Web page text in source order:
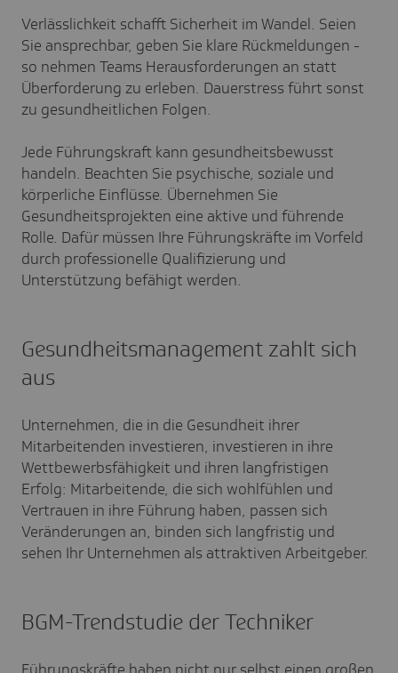
Verlässlichkeit schafft Sicherheit im Wandel. Seien
Sie ansprechbar, geben Sie klare Rückmeldungen -
so nehmen Teams Herausforderungen an statt
Überforderung zu erleben. Dauerstress führt sonst
zu gesundheitlichen Folgen.
Jede Führungskraft kann gesundheitsbewusst
handeln. Beachten Sie psychische, soziale und
körperliche Einflüsse. Übernehmen Sie
Gesundheitsprojekten eine aktive und führende
Rolle. Dafür müssen Ihre Führungskräfte im Vorfeld
durch professionelle Qualifizierung und
Unterstützung befähigt werden.
Gesundheitsmanagement zahlt sich
aus
Unternehmen, die in die Gesundheit ihrer
Mitarbeitenden investieren, investieren in ihre
Wettbewerbsfähigkeit und ihren langfristigen
Erfolg: Mitarbeitende, die sich wohlfühlen und
Vertrauen in ihre Führung haben, passen sich
Veränderungen an, binden sich langfristig und
sehen Ihr Unternehmen als attraktiven Arbeitgeber.
BGM-Trendstudie der Techniker